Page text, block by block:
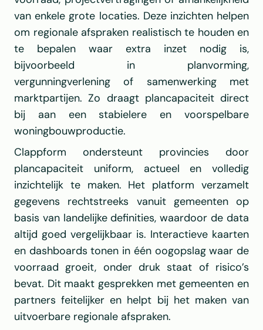
van enkele grote locaties. Deze inzichten helpen
om regionale afspraken realistisch te houden en
te bepalen waar extra inzet nodig is,
bijvoorbeeld in planvorming,
vergunningverlening of samenwerking met
marktpartijen. Zo draagt plancapaciteit direct
bij aan een stabielere en voorspelbare
woningbouwproductie.
Clappform ondersteunt provincies door
plancapaciteit uniform, actueel en volledig
inzichtelijk te maken. Het platform verzamelt
gegevens rechtstreeks vanuit gemeenten op
basis van landelijke definities, waardoor de data
altijd goed vergelijkbaar is. Interactieve kaarten
en dashboards tonen in één oogopslag waar de
voorraad groeit, onder druk staat of risico’s
bevat. Dit maakt gesprekken met gemeenten en
partners feitelijker en helpt bij het maken van
uitvoerbare regionale afspraken.